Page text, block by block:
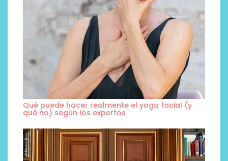
Qué puede hacer realmente el yoga facial (y
qué no) según los expertos